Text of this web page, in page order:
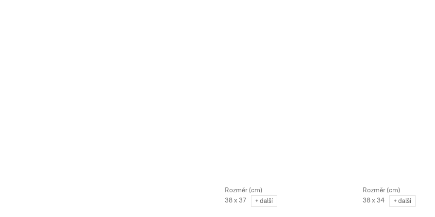
38 x 37 + další 38 x 34 + další